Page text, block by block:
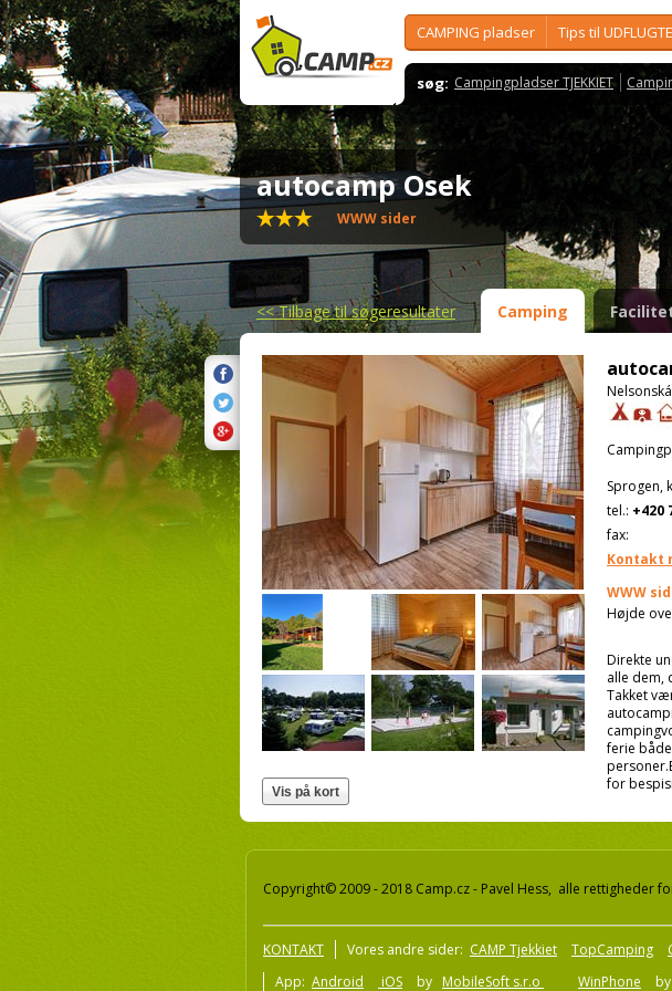
CAMPING pladser Tips til
søg: Campingpladser TJEKKIET
autocamp Osek
WWW sider
<<Tilbage til søgeresultater Camping
Sprogen,
tel.: +420
fax:
Kontakt
WWW
Højde
Direkte
alle dem,
Takket
ferie
for
Copyright© 2009 - 2018 Camp.cz - Pavel Hess, alle rettigheder
KONTAKT Vores andre sider: CAMP Tjekkiet TopCamping
App: Android iOS by MobileSoft s.r.o WinPhone by